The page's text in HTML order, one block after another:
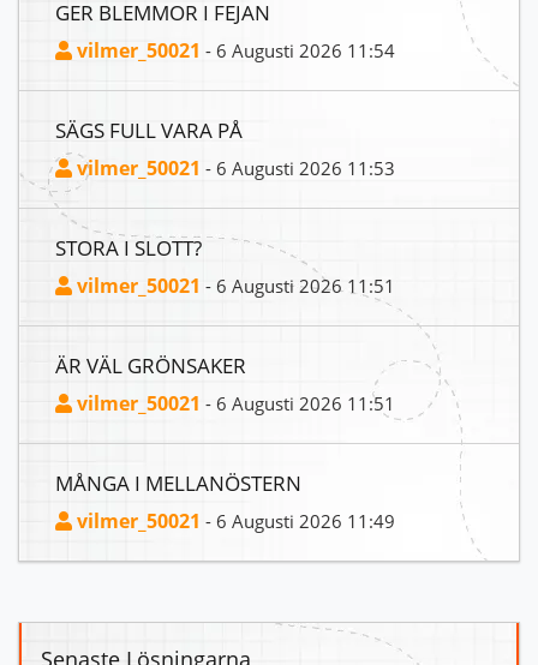
GER BLEMMOR I FEJAN
vilmer_50021 - 6 Augusti 2026 11:54
SÄGS FULL VARA PÅ
vilmer_50021 - 6 Augusti 2026 11:53
STORA I SLOTT?
vilmer_50021 - 6 Augusti 2026 11:51
ÄR VÄL GRÖNSAKER
vilmer_50021 - 6 Augusti 2026 11:51
MÅNGA I MELLANÖSTERN
vilmer_50021 - 6 Augusti 2026 11:49
Senaste Lösningarna